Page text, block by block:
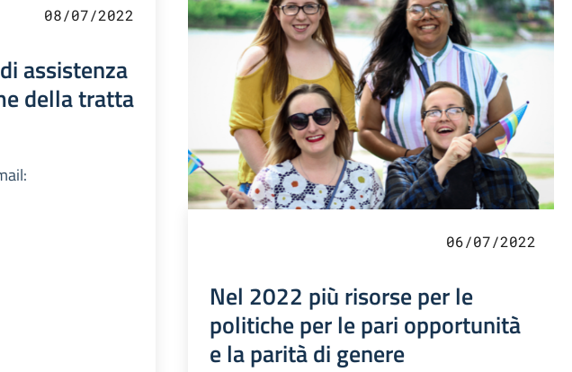
08/07/2022
assistenza
della tratta
06/07/2022
Nel 2022 più risorse per le
politiche per le pari opportunità
e la parità di genere